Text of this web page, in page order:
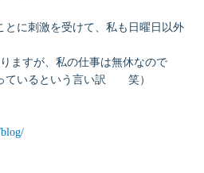
とに刺激を受けて、私も日曜日以外
ますが、私の仕事は無休なので
ているという言い訳 笑）